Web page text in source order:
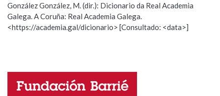
OUTRAS OPCIÓNS DE BUSCA
Marcas gramaticais
Observación Hai un erro na palabra
Propoño mellorar a definición
Nome
González González, M. (dir.): Dicionario da Real Academia
Galega. A Coruña: Real Academia Galega.
<https://academia.gal/dicionario> [Consultado: <data>]